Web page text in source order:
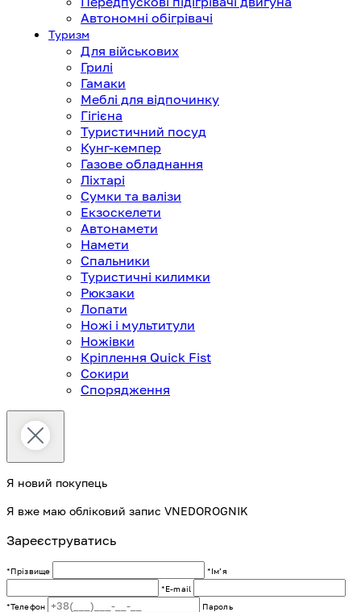
Автономні обігрівачі
Туризм
Для військових
Грилі
Гамаки
Меблі для відпочинку
Гігієна
Туристичний посуд
Кунг-кемпер
Газове обладнання
Ліхтарі
Сумки та валізи
Екзоскелети
Автонамети
Намети
Спальники
Туристичні килимки
Рюкзаки
Лопати
Ножі і мультитули
Ножівки
Кріплення Quick Fist
Сокири
Спорядження
Я новий покупець
Я вже маю обліковий запис VNEDOROGNIK
Зареєструватись
*Прізвище
*Імʼя
*E-mail
*Телефон
Пароль